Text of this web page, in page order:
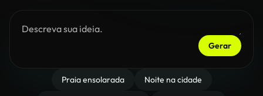
Gerar
Praia ensolarada Noite na cidade